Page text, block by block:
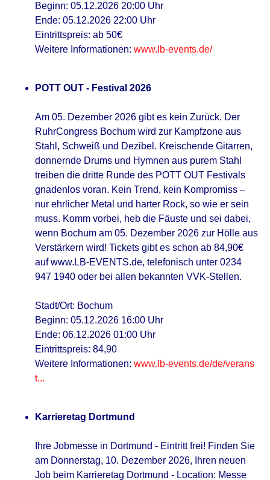
Beginn: 05.12.2026 20:00 Uhr
Ende: 05.12.2026 22:00 Uhr
Eintrittspreis: ab 50€
Weitere Informationen: www.lb-events.de/
POTT OUT - Festival 2026
Am 05. Dezember 2026 gibt es kein Zurück. Der
RuhrCongress Bochum wird zur Kampfzone aus
Stahl, Schweiß und Dezibel. Kreischende Gitarren,
donnernde Drums und Hymnen aus purem Stahl
treiben die dritte Runde des POTT OUT Festivals
gnadenlos voran. Kein Trend, kein Kompromiss –
nur ehrlicher Metal und harter Rock, so wie er sein
muss. Komm vorbei, heb die Fäuste und sei dabei,
wenn Bochum am 05. Dezember 2026 zur Hölle aus
Verstärkern wird! Tickets gibt es schon ab 84,90€
auf www.LB-EVENTS.de, telefonisch unter 0234
947 1940 oder bei allen bekannten VVK-Stellen.
Stadt/Ort: Bochum
Beginn: 05.12.2026 16:00 Uhr
Ende: 06.12.2026 01:00 Uhr
Eintrittspreis: 84,90
Weitere Informationen: www.lb-events.de/de/verans
t...
Karrieretag Dortmund
Ihre Jobmesse in Dortmund - Eintritt frei! Finden Sie
am Donnerstag, 10. Dezember 2026, Ihren neuen
Job beim Karrieretag Dortmund - Location: Messe